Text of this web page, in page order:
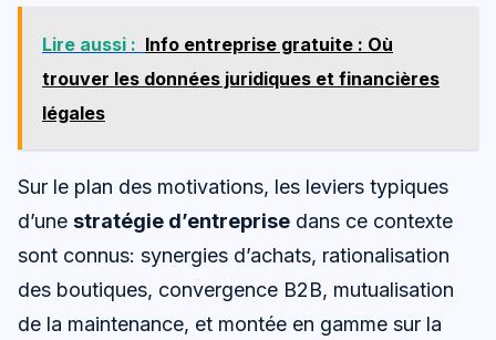
Lire aussi : Info entreprise gratuite : Où
trouver les données juridiques et financières
légales
Sur le plan des motivations, les leviers typiques
d’une stratégie d’entreprise dans ce contexte
sont connus: synergies d’achats, rationalisation
des boutiques, convergence B2B, mutualisation
de la maintenance, et montée en gamme sur la